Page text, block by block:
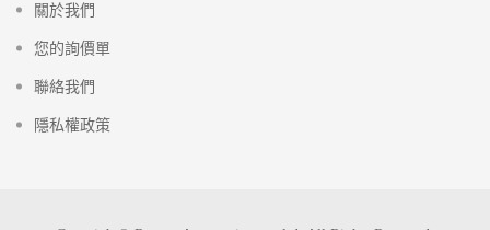
關於我們
您的詢價單
聯絡我們
隱私權政策